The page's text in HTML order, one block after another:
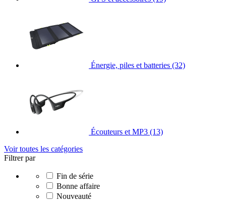
Énergie, piles et batteries (32)
Écouteurs et MP3 (13)
Voir toutes les catégories
Filtrer par
Fin de série
Bonne affaire
Nouveauté